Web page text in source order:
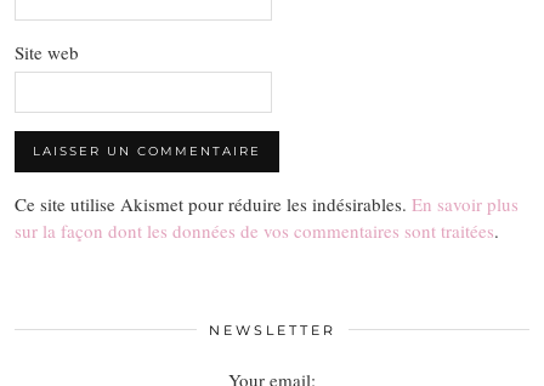
Site web
Ce site utilise Akismet pour réduire les indésirables. En savoir plus
sur la façon dont les données de vos commentaires sont traitées.
NEWSLETTER
Your email: